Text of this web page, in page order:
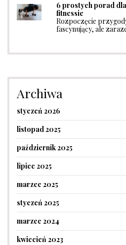
6 prostych porad
fitnessie
Rozpoczęcie
fascynujący, ale
Archiwa
styczeń 2026
listopad 2025
październik 2025
lipiec 2025
marzec 2025
styczeń 2025
marzec 2024
kwiecień 2023